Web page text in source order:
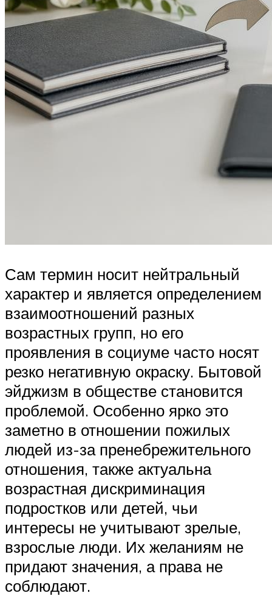
Сам термин носит нейтральный
характер и является определением
взаимоотношений разных
возрастных групп, но его
проявления в социуме часто носят
резко негативную окраску. Бытовой
эйджизм в обществе становится
проблемой. Особенно ярко это
заметно в отношении пожилых
людей из-за пренебрежительного
отношения, также актуальна
возрастная дискриминация
подростков или детей, чьи
интересы не учитывают зрелые,
взрослые люди. Их желаниям не
придают значения, а права не
соблюдают.